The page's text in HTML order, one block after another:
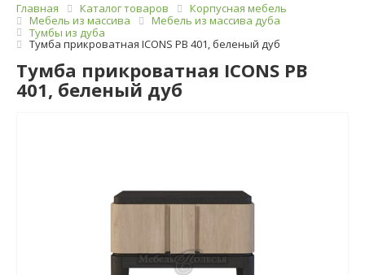
Главная Каталог товаров
Корпусная мебель
Мебель из массива
Мебель из массива дуба
Тумбы из дуба
Тумба прикроватная ICONS РВ 401, беленый дуб
Тумба прикроватная ICONS РВ
401, беленый дуб